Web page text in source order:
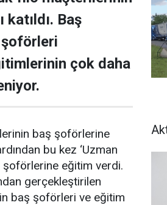
Baş
çok daha
baş şoförlerine
bu kez ‘Uzman
şoförlerine eğitim verdi.
gerçekleştirilen
baş şoförleri ve eğitim